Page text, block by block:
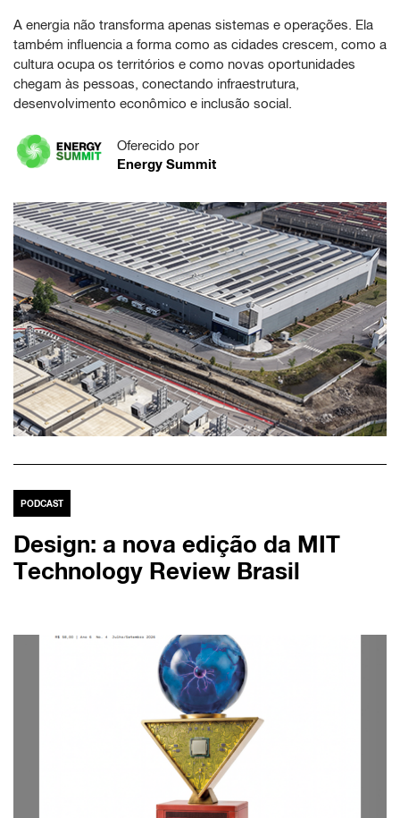
A energia não transforma apenas sistemas e operações. Ela
também influencia a forma como as cidades crescem, como a
cultura ocupa os territórios e como novas oportunidades
chegam às pessoas, conectando infraestrutura,
desenvolvimento econômico e inclusão social.
Oferecido por
Energy Summit
PODCAST
Design: a nova edição da MIT
Technology Review Brasil